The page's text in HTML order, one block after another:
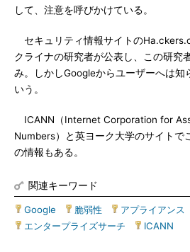
して、注意を呼びかけている。
セキュリティ情報サイトの
クライナの研究者が公表し、この研究
み。しかしGoogleからユーザーへは知
いう。
ICANN（Internet Corporation for
Numbers）と英ヨーク大学のサイトで
の情報もある。
関連キーワード
Google 脆弱性 アプライアンス
エンタープライズサーチ
ICANN